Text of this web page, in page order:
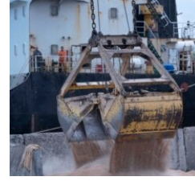
ЭЖЕ-СИҢДИЛЕР
АЗАТТЫК+
ЫҢГАЙСЫЗ СУРООЛОР
ОНЛАЙН ШЕРИНЕ
ЭЕ/АРнун бардык сайттары